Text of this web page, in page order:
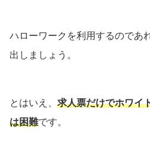
ハローワークを利用するのであ
出しましょう。
とはいえ、 求人票だけでホワイ
は困難です。